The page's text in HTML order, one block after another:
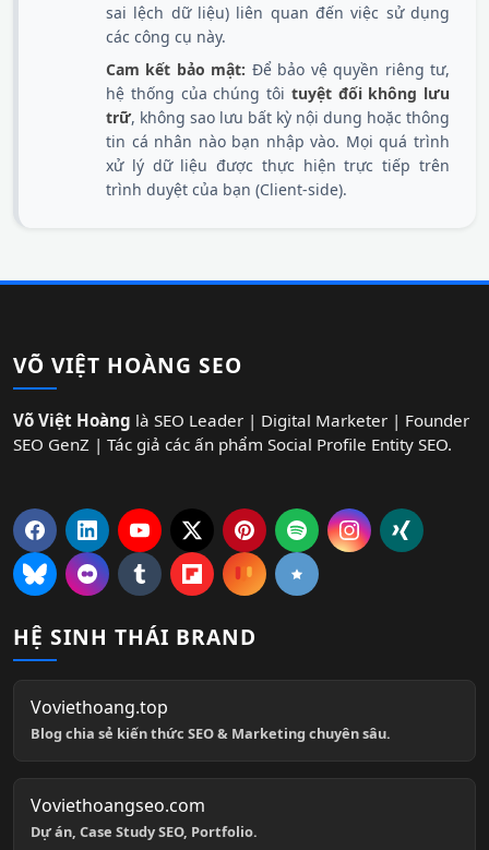
sai lệch dữ liệu) liên quan đến việc sử dụng
các công cụ này.
Cam kết bảo mật: Để bảo vệ quyền riêng tư,
hệ thống của chúng tôi tuyệt đối không lưu
trữ, không sao lưu bất kỳ nội dung hoặc thông
tin cá nhân nào bạn nhập vào. Mọi quá trình
xử lý dữ liệu được thực hiện trực tiếp trên
trình duyệt của bạn (Client-side).
VÕ VIỆT HOÀNG SEO
Võ Việt Hoàng là SEO Leader | Digital Marketer | Founder
SEO GenZ | Tác giả các ấn phẩm Social Profile Entity SEO.
HỆ SINH THÁI BRAND
Voviethoang.top
Blog chia sẻ kiến thức SEO & Marketing chuyên sâu.
Voviethoangseo.com
Dự án, Case Study SEO, Portfolio.